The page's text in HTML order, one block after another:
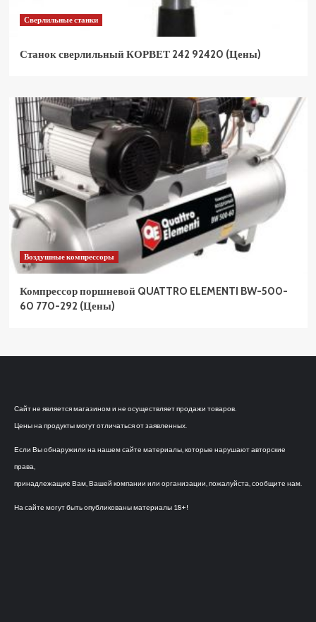
Сверлильные станки
Станок сверлильный КОРВЕТ 242 92420 (Цены)
Воздушные компрессоры
Компрессор поршневой QUATTRO ELEMENTI BW-500-
60 770-292 (Цены)
Сайт не является магазином и не осуществляет продажи товаров.
Цены на продукты могут отличаться от заявленных.
Если Вы обнаружили на нашем сайте материалы, которые нарушают авторские
права,
принадлежащие Вам, Вашей компании или организации, пожалуйста, сообщите нам.
На сайте могут быть опубликованы материалы 18+!